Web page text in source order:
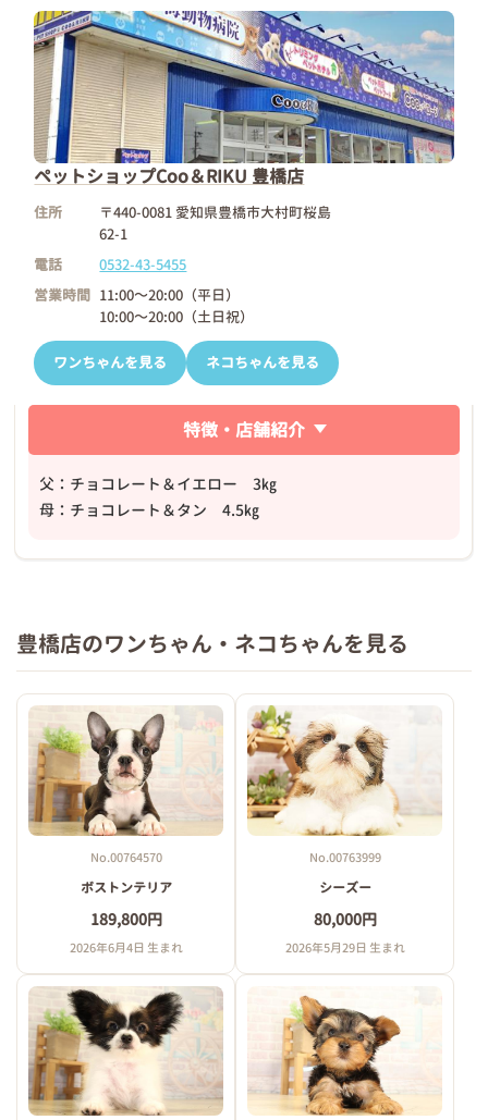
ペットショップCoo＆RIKU 豊橋店
住所
〒440-0081 愛知県豊橋市大村町桜島
62-1
電話
0532-43-5455
営業時間 11:00～20:00（平日）
10:00～20:00（土日祝）
ワンちゃんを見る ネコちゃんを見る
特徴・店舗紹介
父：チョコレート＆イエロー 3㎏
母：チョコレート＆タン 4.5㎏
豊橋店のワンちゃん・ネコちゃんを見る
No.00764570
ボストンテリア
189,800円
2026年6月4日 生まれ
No.00763999
シーズー
80,000円
2026年5月29日 生まれ